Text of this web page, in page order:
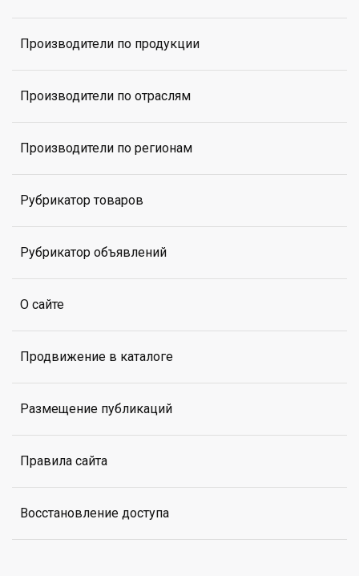
Производители по продукции
Производители по отраслям
Производители по регионам
Рубрикатор товаров
Рубрикатор объявлений
О сайте
Продвижение в каталоге
Размещение публикаций
Правила сайта
Восстановление доступа